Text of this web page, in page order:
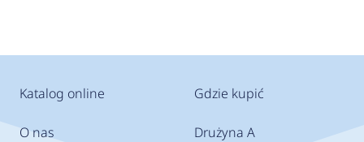
Katalog online
O nas
Gdzie kupić
Drużyna A